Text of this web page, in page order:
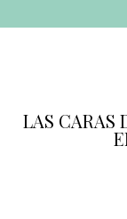
LAS CARAS